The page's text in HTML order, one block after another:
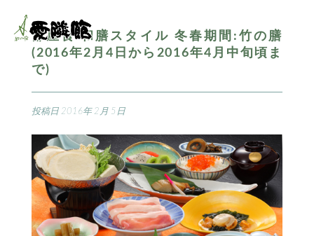
部屋食 和膳スタイル 冬春期間:竹の膳
(2016年2月4日から2016年4月中旬頃ま
で)
投稿日 2016年 2月 5日